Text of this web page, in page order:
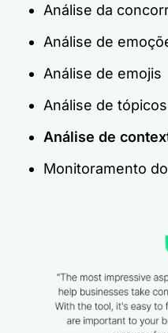
Análise da
Análise de
Análise de emojis
Análise de
Análise de
Monitoramento